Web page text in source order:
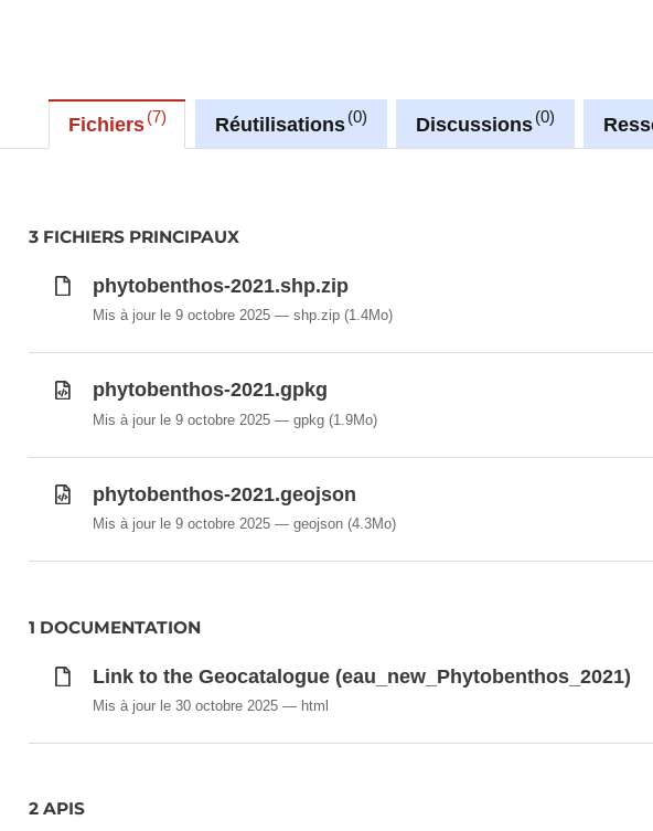
Fichiers 7 Réutilisations 0 Discussions 0
3 FICHIERS PRINCIPAUX
phytobenthos-2021.shp.zip
Mis à jour le 9 octobre 2025 shp.zip(1.4Mo)
phytobenthos-2021.gpkg
Mis à jour le 9 octobre 2025 gpkg(1.9Mo)
phytobenthos-2021.geojson
Mis à jour le 9 octobre 2025 geojson(4.3Mo)
1 DOCUMENTATION
Link to the Geocatalogue (eau_new_Phytobenthos_2021)
Mis à jour le 30 octobre 2025 html
2 APIS